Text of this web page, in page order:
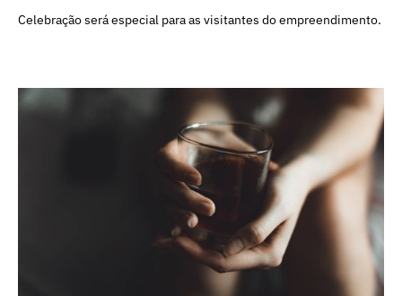
Celebração será especial para as visitantes do empreendimento.